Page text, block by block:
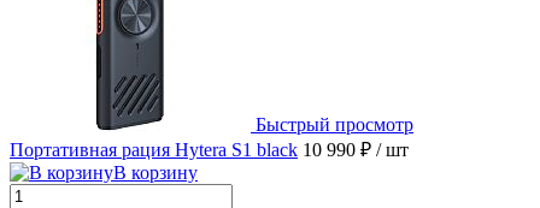
Быстрый просмотр
Портативная рация Hytera S1 black 10 990 ₽ / шт
В корзину